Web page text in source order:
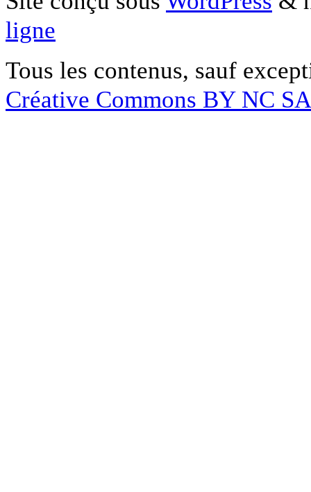
ligne
Tous les contenus, sauf
Créative Commons BY NC SA